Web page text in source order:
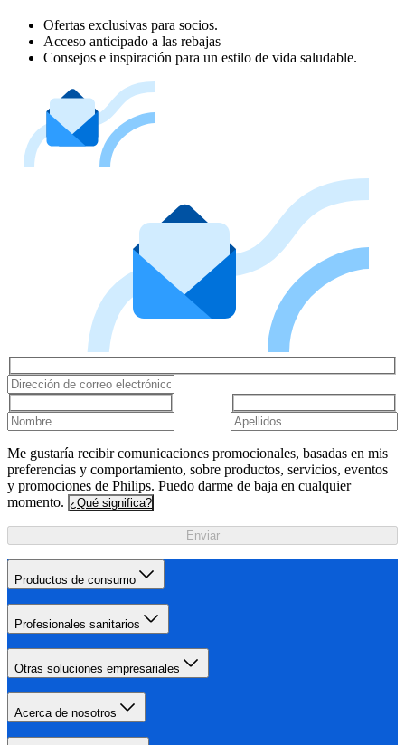
Ofertas exclusivas para socios.
Acceso anticipado a las rebajas
Consejos e inspiración para un estilo de vida saludable.
Me gustaría recibir comunicaciones promocionales, basadas en mis
preferencias y comportamiento, sobre productos, servicios, eventos
y promociones de Philips. Puedo darme de baja en cualquier
momento. ¿Qué significa?
Enviar
Productos de consumo
Profesionales sanitarios
Otras soluciones empresariales
Acerca de nosotros